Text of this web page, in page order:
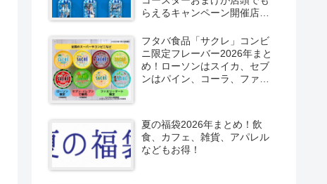
らえるキャンペーン開催店は
定で6種類！見分け方！セブ
ン、ファミマ、ローソン、デ
イリーヤマザキ、ミニストッ
プなどで！クーラーバッグ
フタバ食品「サクレ」コンビ
ニ限定フレーバー2026年まと
め！ローソンはスイカ、セブ
ンはパイン、コーラ、ファミ
夏の福袋2026年まとめ！飲
食、カフェ、雑貨、アパレル
などもお得！